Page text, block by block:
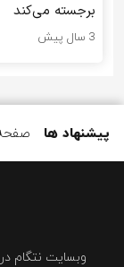
برجسته می‌کند
3 سال پیش
پیشنهاد ها